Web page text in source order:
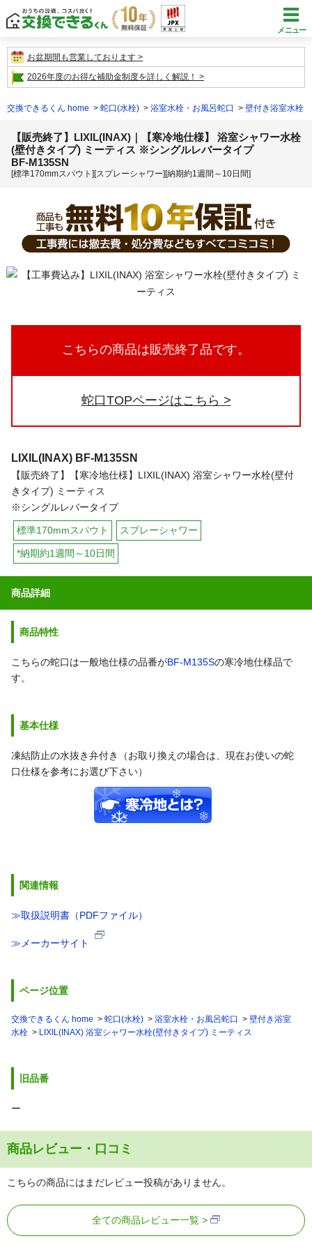
メニュー
お盆期間も営業しております
2026年度のお得な補助金制度を詳しく解説！
交換できるくん home 蛇口(水栓) 浴室水栓・お風呂蛇口 壁付き浴室水栓
【販売終了】LIXIL(INAX)｜【寒冷地仕様】 浴室シャワー水栓
(壁付きタイプ) ミーティス ※シングルレバータイプ
BF-M135SN
[標準170mmスパウト][スプレーシャワー][納期約1週間～10日間]
こちらの商品は販売終了品です。
蛇口TOPページはこちら
LIXIL(INAX) BF-M135SN
【販売終了】【寒冷地仕様】LIXIL(INAX) 浴室シャワー水栓(壁付
きタイプ) ミーティス
※シングルレバータイプ
標準170mmスパウト スプレーシャワー
*納期約1週間～10日間
商品詳細
商品特性
こちらの蛇口は一般地仕様の品番がBF-M135Sの寒冷地仕様品で
す。
基本仕様
凍結防止の水抜き弁付き（お取り換えの場合は、現在お使いの蛇
口仕様を参考にお選び下さい）
関連情報
≫取扱説明書（PDFファイル）
≫メーカーサイト
ページ位置
交換できるくん home 蛇口(水栓) 浴室水栓・お風呂蛇口
壁付き浴室
水栓
LIXIL(INAX) 浴室シャワー水栓(壁付きタイプ) ミーティス
旧品番
ー
商品レビュー・口コミ
こちらの商品にはまだレビュー投稿がありません。
全ての商品レビュー一覧